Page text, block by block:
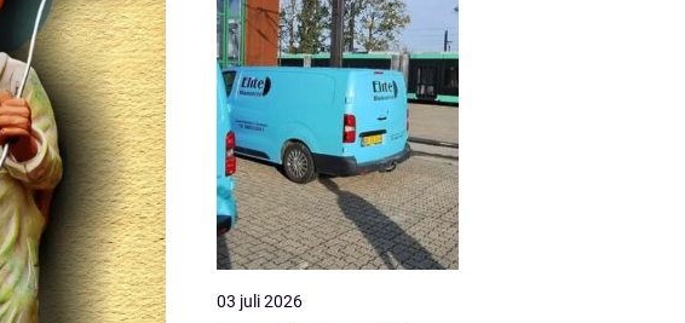
03 juli 2026